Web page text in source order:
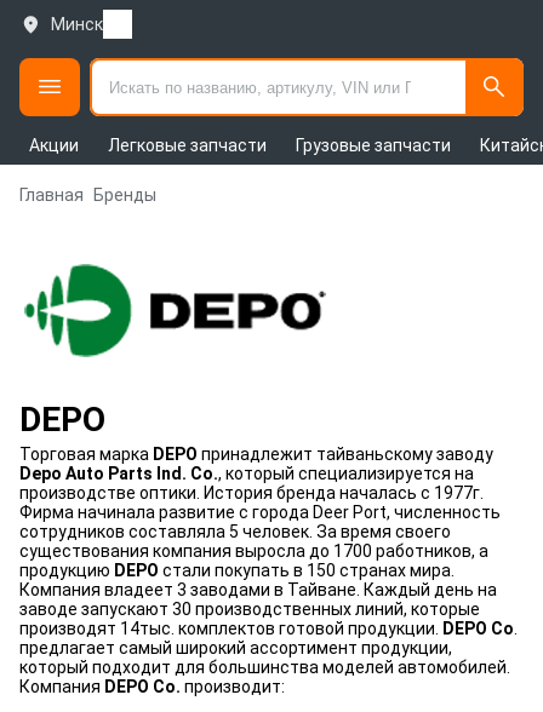
Минск
Акции Легковые запчасти Грузовые запчасти
Главная Бренды
DEPO
Торговая марка DEPO принадлежит тайваньскому заводу
Depo Auto Parts Ind. Co., который специализируется на
производстве оптики. История бренда началась с 1977г.
Фирма начинала развитие с города Deer Port, численность
сотрудников составляла 5 человек. За время своего
существования компания выросла до 1700 работников, а
продукцию DEPO стали покупать в 150 странах мира.
Компания владеет 3 заводами в Тайване. Каждый день на
заводе запускают 30 производственных линий, которые
производят 14тыс. комплектов готовой продукции.
DEPO Co
предлагает самый широкий ассортимент продукции,
который подходит для большинства моделей автомобилей.
Компания DEPO Co. производит: